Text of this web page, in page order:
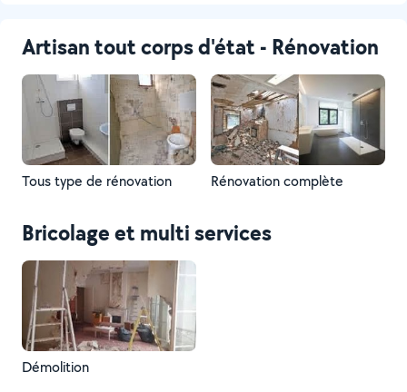
Artisan tout corps d'état - Rénovation
Tous type de rénovation Rénovation complète
Bricolage et multi services
Démolition